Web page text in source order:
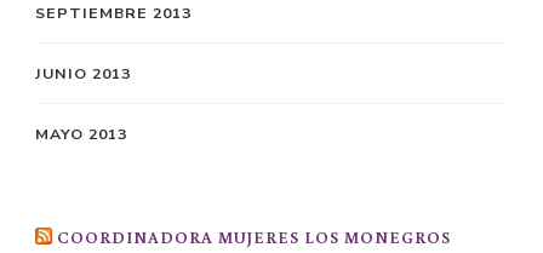
SEPTIEMBRE 2013
JUNIO 2013
MAYO 2013
COORDINADORA MUJERES LOS MONEGROS